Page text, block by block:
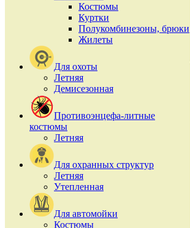
Костюмы
Куртки
Полукомбинезоны, брюки
Жилеты
Для охоты
Летняя
Демисезонная
Противоэнцефа-литные
костюмы
Летняя
Для охранных структур
Летняя
Утепленная
Для автомойки
Костюмы